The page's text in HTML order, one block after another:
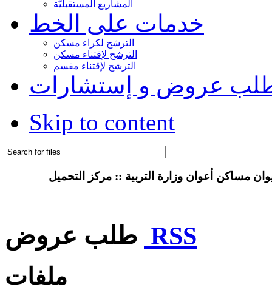
المشاريع المستقبليّة
خدمات على الخط
الترشح لكراء مسكن
الترشح لإقتناء مسكن
الترشح لإقتناء مقسم
عروض و إستشارات
Skip to content
RSS
ملفات